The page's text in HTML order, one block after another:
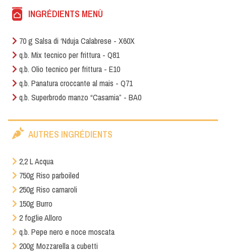
INGRÉDIENTS MENÙ
70 g Salsa di ‘Nduja Calabrese - X60X
q.b. Mix tecnico per frittura - Q81
q.b. Olio tecnico per frittura - E10
q.b. Panatura croccante al mais - Q71
q.b. Superbrodo manzo “Casamia” - BA0
AUTRES INGRÉDIENTS
2,2 L Acqua
750g Riso parboiled
250g Riso carnaroli
150g Burro
2 foglie Alloro
q.b. Pepe nero e noce moscata
200g Mozzarella a cubetti